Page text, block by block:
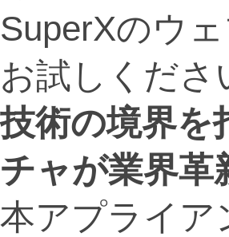
SuperXのウ
お試しくださ
技術の境界を
チャが業界革
本アプライア